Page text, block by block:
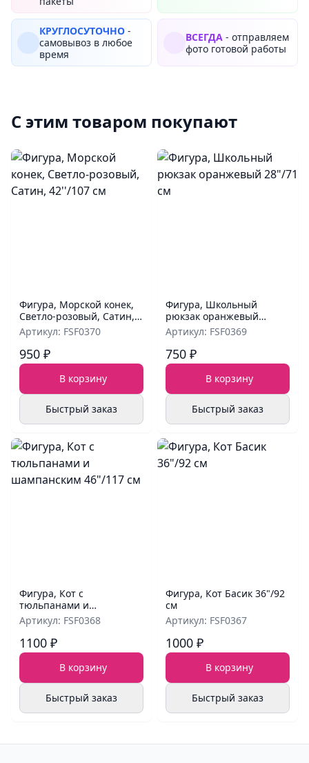
КРУГЛОСУТОЧНО -
самовывоз в любое
время
ВСЕГДА - отправляем
фото готовой работы
С этим товаром покупают
Фигура, Морской конек,
Светло-розовый, Сатин,
42''/107 см
Артикул: FSF0370
950 ₽
В корзину
Быстрый заказ
Фигура, Школьный
рюкзак оранжевый
28"/71 см
Артикул: FSF0369
750 ₽
В корзину
Быстрый заказ
Фигура, Кот с
тюльпанами и
шампанским 46"/117 см
Артикул: FSF0368
1100 ₽
В корзину
Быстрый заказ
Фигура, Кот Басик 36"/92
см
Артикул: FSF0367
1000 ₽
В корзину
Быстрый заказ